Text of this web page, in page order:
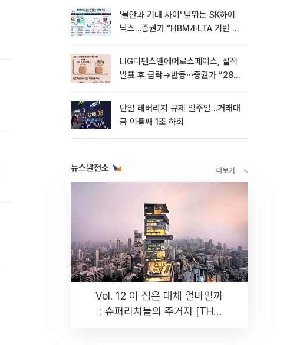
'불안과 기대 사이' 널뛰는 SK하이
닉스…증권가 "HBM4·LTA 기반 펀
LIG디펜스앤에어로스페이스, 실적
발표 후 급락→반등⋯증권가 “28년
단일 레버리지 규제 일주일…거래대
금 이틀째 1조 하회
뉴스발전소
Vol. 12 이 집은 대체 얼마일까
: 슈퍼리치들의 주거지 [THE